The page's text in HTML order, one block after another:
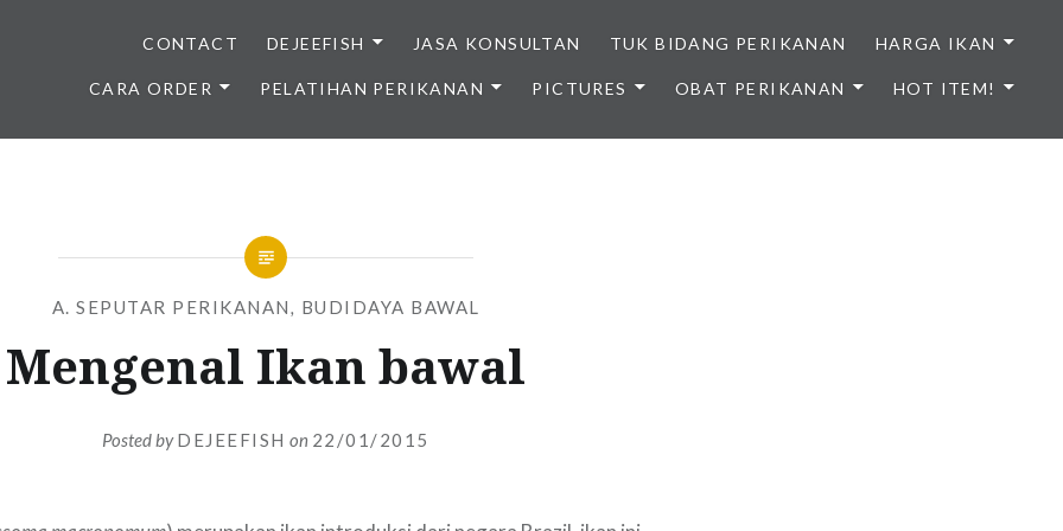
IKAN BERKUALITAS INDONESIA
CONTACT DEJEEFISH JASA KONSULTAN TUK BIDANG PERIKANAN HARGA IKAN
CARA ORDER PELATIHAN PERIKANAN PICTURES OBAT PERIKANAN HOT ITEM!
A. SEPUTAR PERIKANAN, BUDIDAYA BAWAL
Mengenal Ikan bawal
Posted byDEJEEFISH on 22/01/2015